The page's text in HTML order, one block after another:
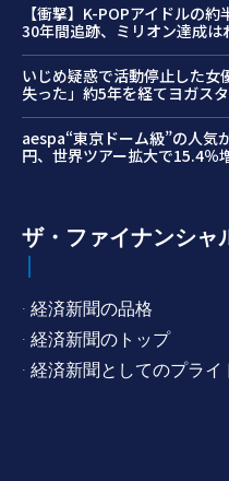
【衝撃】K-POPアイドルの
30年間追跡、ミリオン達成は
いじめ疑惑で活動停止した
失った」約5年を経てヨガス
aespa“東京ドーム級”の人
円、世界ツアー拡大で15.4％
ザ・ファイナンシャ
· 経済新聞の品格
· 経済新聞のトップ
· 経済新聞としてのプライ